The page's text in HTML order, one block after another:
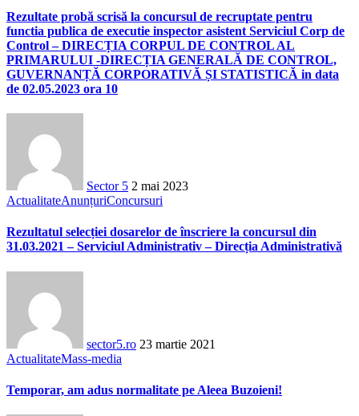
Rezultate probă scrisă la concursul de recruptate pentru
functia publica de executie inspector asistent Serviciul Corp de
Control – DIRECȚIA CORPUL DE CONTROL AL
PRIMARULUI -DIRECȚIA GENERALĂ DE CONTROL,
GUVERNANȚĂ CORPORATIVĂ ȘI STATISTICĂ in data
de 02.05.2023 ora 10
Sector 5 2 mai 2023
ActualitateAnunțuriConcursuri
Rezultatul selecției dosarelor de înscriere la concursul din
31.03.2021 – Serviciul Administrativ – Direcția Administrativă
sector5.ro 23 martie 2021
ActualitateMass-media
Temporar, am adus normalitate pe Aleea Buzoieni!